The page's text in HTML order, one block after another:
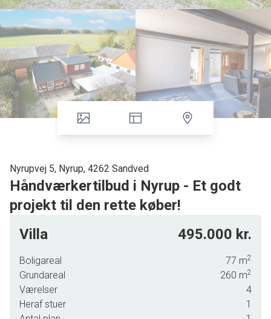
Nyrupvej 5, Nyrup, 4262 Sandved
Håndværkertilbud i Nyrup - Et godt
projekt til den rette køber!
ægte håndværkertilbud, som er beboeligt, men moden til
Huset er indrettet med: Stueplan med køkken, opholdsstue,
2 værelser, badeværelse. 1.sal med et stort rum (har
tidligere været opdelt i 2 værelser) der kun delvist er
Villa 495.000 kr.
Boligareal 77 m2
Grundareal 260 m2
Værelser
4
Heraf stuer
1